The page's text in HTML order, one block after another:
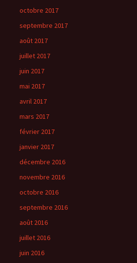
octobre 2017
septembre 2017
août 2017
juillet 2017
juin 2017
mai 2017
avril 2017
mars 2017
février 2017
janvier 2017
décembre 2016
novembre 2016
octobre 2016
septembre 2016
août 2016
juillet 2016
juin 2016